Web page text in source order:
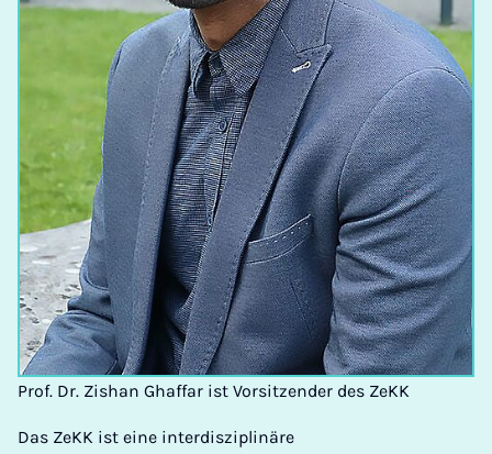
Prof. Dr. Zishan Ghaffar ist Vorsitzender des ZeKK
Das ZeKK ist eine interdisziplinäre